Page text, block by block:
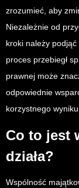
zrozumieć, aby
Niezależnie od
kroki należy
proces przebiegł
prawnej może
odpowiednie
korzystnego
Co to jest
działa?
Wspólność